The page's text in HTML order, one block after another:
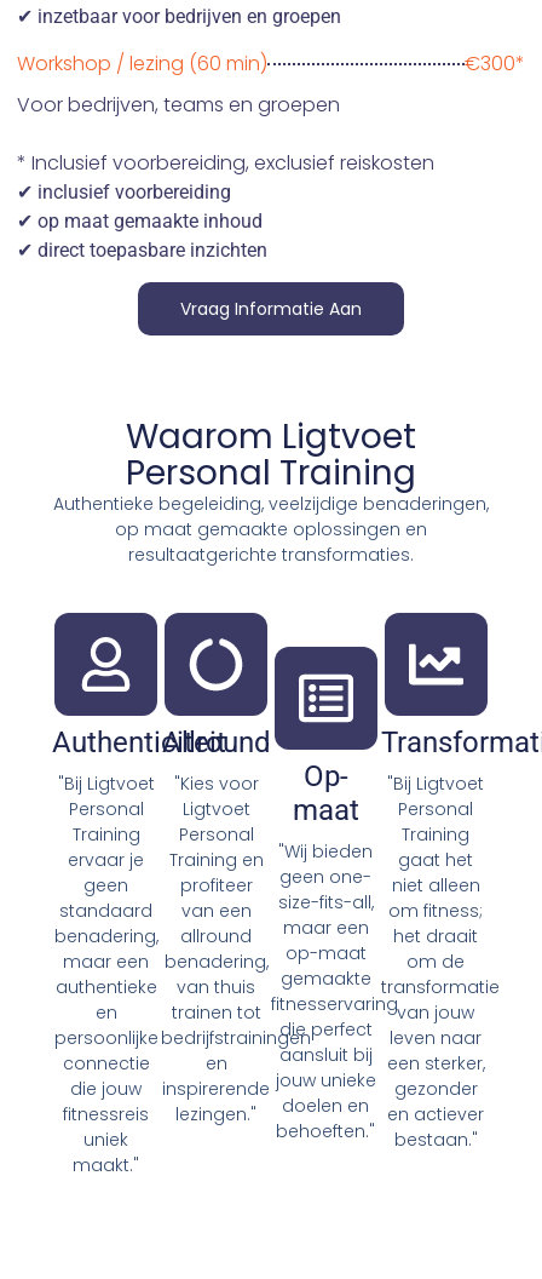
✔ inzetbaar voor bedrijven en groepen
Workshop / lezing (60 min)
€300*
Voor bedrijven, teams en groepen
* Inclusief voorbereiding, exclusief reiskosten
✔ inclusief voorbereiding
✔ op maat gemaakte inhoud
✔ direct toepasbare inzichten
Vraag Informatie Aan
Waarom Ligtvoet
Personal Training
Authentieke begeleiding, veelzijdige benaderingen,
op maat gemaakte oplossingen en
resultaatgerichte transformaties.
Authenticiteit
"Bij Ligtvoet
Personal
Training
ervaar je
geen
standaard
benadering,
maar een
authentieke
en
persoonlijke
connectie
die jouw
fitnessreis
uniek
maakt."
Allround
"Kies voor
Ligtvoet
Personal
Training en
profiteer
van een
allround
benadering,
van thuis
trainen tot
bedrijfstrainingen
en
inspirerende
lezingen."
Op-
maat
"Wij bieden
geen one-
size-fits-all,
maar een
op-maat
gemaakte
fitnesservaring
die perfect
aansluit bij
jouw unieke
doelen en
behoeften."
"Bij Ligtvoet
Personal
Training
gaat het
niet alleen
om fitness;
het draait
om de
transformatie
van jouw
leven naar
een sterker,
gezonder
en actiever
bestaan."